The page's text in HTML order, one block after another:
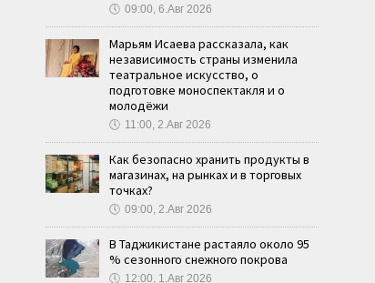
🕔 09:00, 6.Авг 2026
Марьям Исаева рассказала, как
независимость страны изменила
театральное искусство, о
подготовке моноспектакля и о
молодёжи
🕔 11:00, 2.Авг 2026
Как безопасно хранить продукты в
магазинах, на рынках и в торговых
точках?
🕔 09:00, 2.Авг 2026
В Таджикистане растаяло около 95
% сезонного снежного покрова
🕔 12:00, 1.Авг 2026